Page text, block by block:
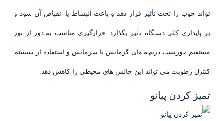
تواند چوب را تحت تأثیر قرار دهد و باعث انبساط یا انقباض آن شود و
بر پایداری کلی دستگاه تأثیر بگذارد. قرارگیری مناسب به دور از نور
مستقیم خورشید، دریچه های گرمایش یا سرمایش و استفاده از سیستم
کنترل رطوبت می تواند این چالش های محیطی را کاهش دهد.
تمیز کردن پیانو